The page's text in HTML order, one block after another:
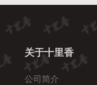
关于十里香
公司简介